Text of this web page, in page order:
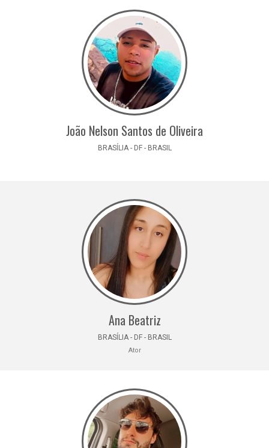
João Nelson Santos de Oliveira
BRASÍLIA - DF - BRASIL
Ana Beatriz
BRASÍLIA - DF - BRASIL
Ator